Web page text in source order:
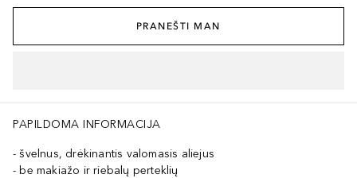
PRANEŠTI MAN
PAPILDOMA INFORMACIJA
švelnus, drėkinantis valomasis aliejus
be makiažo ir riebalų perteklių